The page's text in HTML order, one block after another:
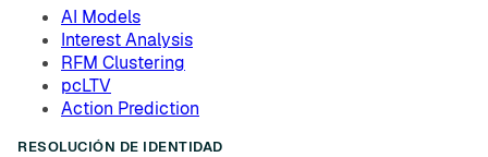
AI Models
Interest Analysis
RFM Clustering
pcLTV
Action Prediction
RESOLUCIÓN DE IDENTIDAD